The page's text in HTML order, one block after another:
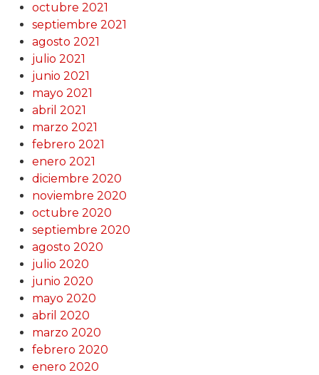
octubre 2021
septiembre 2021
agosto 2021
julio 2021
junio 2021
mayo 2021
abril 2021
marzo 2021
febrero 2021
enero 2021
diciembre 2020
noviembre 2020
octubre 2020
septiembre 2020
agosto 2020
julio 2020
junio 2020
mayo 2020
abril 2020
marzo 2020
febrero 2020
enero 2020